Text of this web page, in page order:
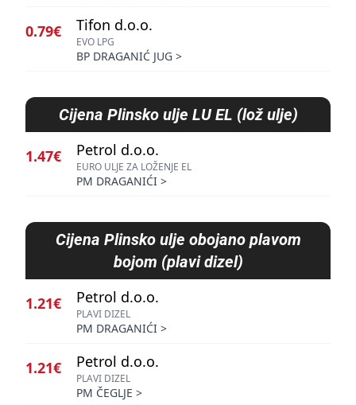
0.79€ Tifon d.o.o.
EVO LPG
BP DRAGANIĆ JUG >
Cijena Plinsko ulje LU EL (lož ulje)
1.47€ Petrol d.o.o.
EURO ULJE ZA LOŽENJE EL
PM DRAGANIĆI >
Cijena Plinsko ulje obojano plavom
bojom (plavi dizel)
1.21€ Petrol d.o.o.
PLAVI DIZEL
PM DRAGANIĆI >
1.21€ Petrol d.o.o.
PLAVI DIZEL
PM ČEGLJE >